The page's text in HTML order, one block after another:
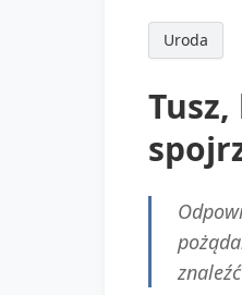
Uroda